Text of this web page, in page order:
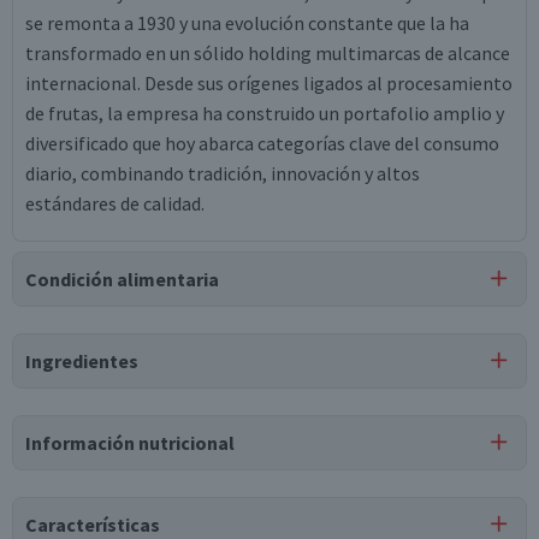
se remonta a 1930 y una evolución constante que la ha
transformado en un sólido holding multimarcas de alcance
internacional. Desde sus orígenes ligados al procesamiento
de frutas, la empresa ha construido un portafolio amplio y
diversificado que hoy abarca categorías clave del consumo
diario, combinando tradición, innovación y altos
estándares de calidad.
Condición alimentaria
Ingredientes
ascórbico, benzoato de sodio, sorbato de potasio,
Información nutricional
Tabla nutricional
Características